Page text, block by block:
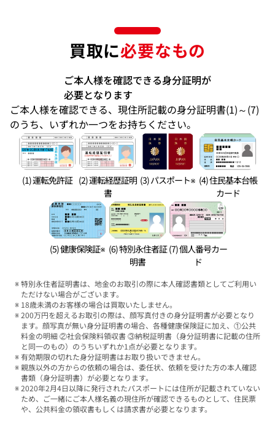
買取に必要なもの
ご本人様を確認できる身分証明が
必要となります
ご本人様を確認できる、現住所記載の身分証明書(1)～(7)
のうち、いずれか一つをお持ちください。
(1) 運転免許証 (2) 運転経歴証明
書
(3) パスポート※ (4) 住民基本台帳
カード
(5) 健康保険証※ (6) 特別永住者証
明書
(7) 個人番号カー
ド
特別永住者証明書は、地金のお取引の際に本人確認書類としてご利用い
ただけない場合がございます。
18歳未満のお客様の場合は買取いたしません。
200万円を超えるお取引の際は、顔写真付きの身分証明書が必要となり
ます。顔写真が無い身分証明書の場合、各種健康保険証に加え、①公共
料金の明細 ②社会保険料領収書 ③納税証明書（身分証明書に記載の住所
と同一のもの）のうちいずれか1点が必要となります。
有効期限の切れた身分証明書はお取り扱いできません。
親族以外の方からの依頼の場合は、委任状、依頼を受けた方の本人確認
書類（身分証明書）が必要となります。
2020年2月4日以降に発行されたパスポートには住所が記載されていない
ため、ご一緒にご本人様名義の現住所が確認できるものとして、住民票
や、公共料金の領収書もしくは請求書が必要となります。